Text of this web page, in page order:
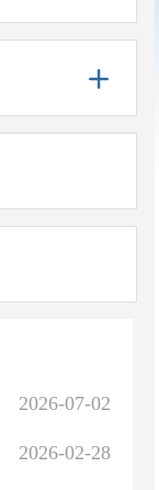
2026-07-02
2026-02-28